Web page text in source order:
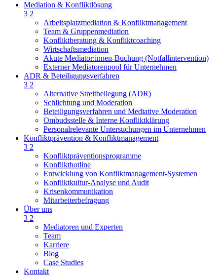
Mediation & Konfliktlösung
3 2
Arbeitsplatzmediation & Konfliktmanagement
Team & Gruppenmediation
Konfliktberatung & Konfliktcoaching
Wirtschaftsmediation
Akute Mediator:innen-Buchung (Notfallintervention)
Externer Mediatorenpool für Unternehmen
ADR & Beteiligungsverfahren
3 2
Alternative Streitbeilegung (ADR)
Schlichtung und Moderation
Beteiligungsverfahren und Mediative Moderation
Ombudsstelle & Interne Konfliktklärung
Personalrelevante Untersuchungen im Unternehmen
Konfliktprävention & Konfliktmanagement
3 2
Konfliktpräventionsprogramme
Konflikthotline
Entwicklung von Konfliktmanagement-Systemen
Konfliktkultur-Analyse und Audit
Krisenkommunikation
Mitarbeiterbefragung
Über uns
3 2
Mediatoren und Experten
Team
Karriere
Blog
Case Studies
Kontakt